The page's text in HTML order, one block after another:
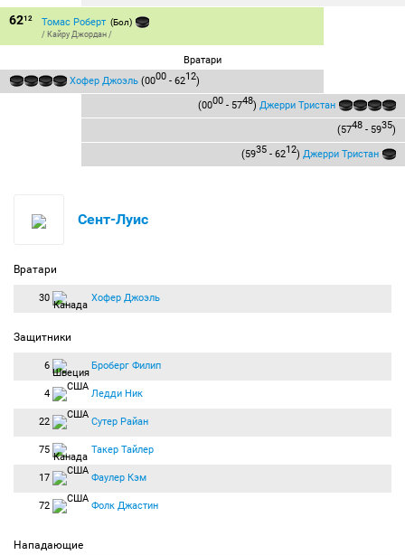
6212 Томас Роберт (Бол)
/ Кайру Джордан /
Вратари
Хофер Джоэль (0000 - 6212)
(0000 - 5748) Джерри Тристан
(5748 - 5935)
(5935 - 6212) Джерри Тристан
Сент-Луис
Вратари
30 Хофер Джоэль
Защитники
6 Броберг Филип
4 Ледди Ник
22 Сутер Райан
75 Такер Тайлер
17 Фаулер Кэм
72 Фолк Джастин
Нападающие